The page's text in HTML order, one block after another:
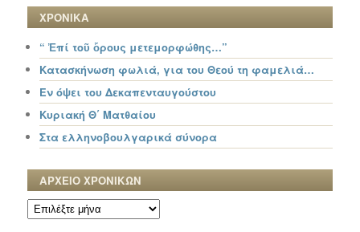
ΧΡΟΝΙΚΑ
“ Ἐπί τοῦ ὄρους μετεμορφώθης…”
Κατασκήνωση φωλιά, για του Θεού τη φαμελιά…
Εν όψει του Δεκαπενταυγούστου
Κυριακή Θ΄ Ματθαίου
Στα ελληνοβουλγαρικά σύνορα
ΑΡΧΕΙΟ ΧΡΟΝΙΚΩΝ
ΑΡΧΕΙΟ
ΧΡΟΝΙΚΩΝ